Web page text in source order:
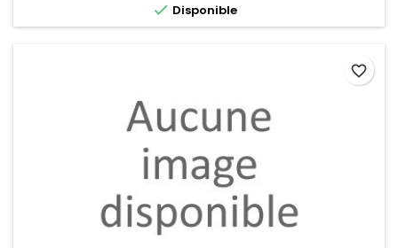
 Disponible
favorite_border